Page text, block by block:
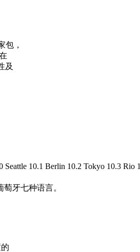
包，
及
10.1 Berlin 10.2 Tokyo 10.3 Rio
牙七种语言。